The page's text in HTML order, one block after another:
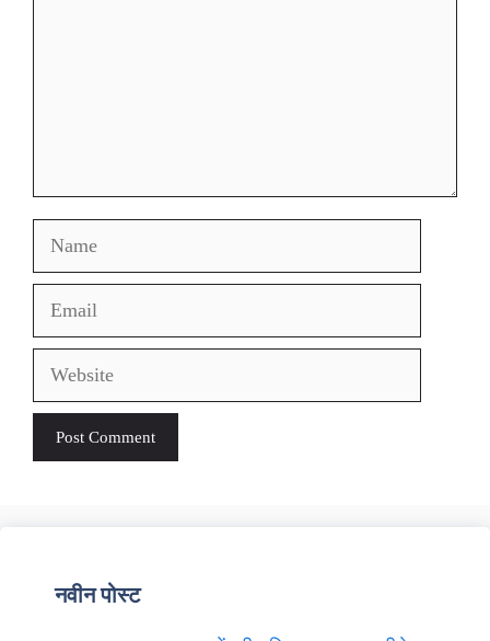
Name
Email
Website
नवीन पोस्ट